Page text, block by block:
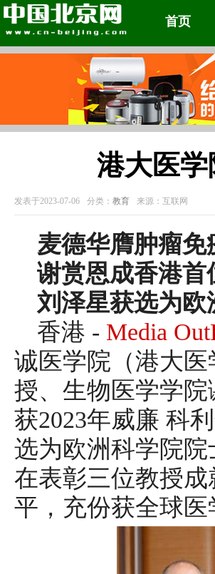
首页
港大医
发表于2023-07-06 分类： 教育 来源：互联网
麦德华膺肿瘤免
谢赏恩成香港
刘泽星获选为欧
香港 - Media
诚医学院（港大
授、生物医学学
获2023年威廉 科
选为欧洲科学院
在表彰三位教授
平，充份获全球